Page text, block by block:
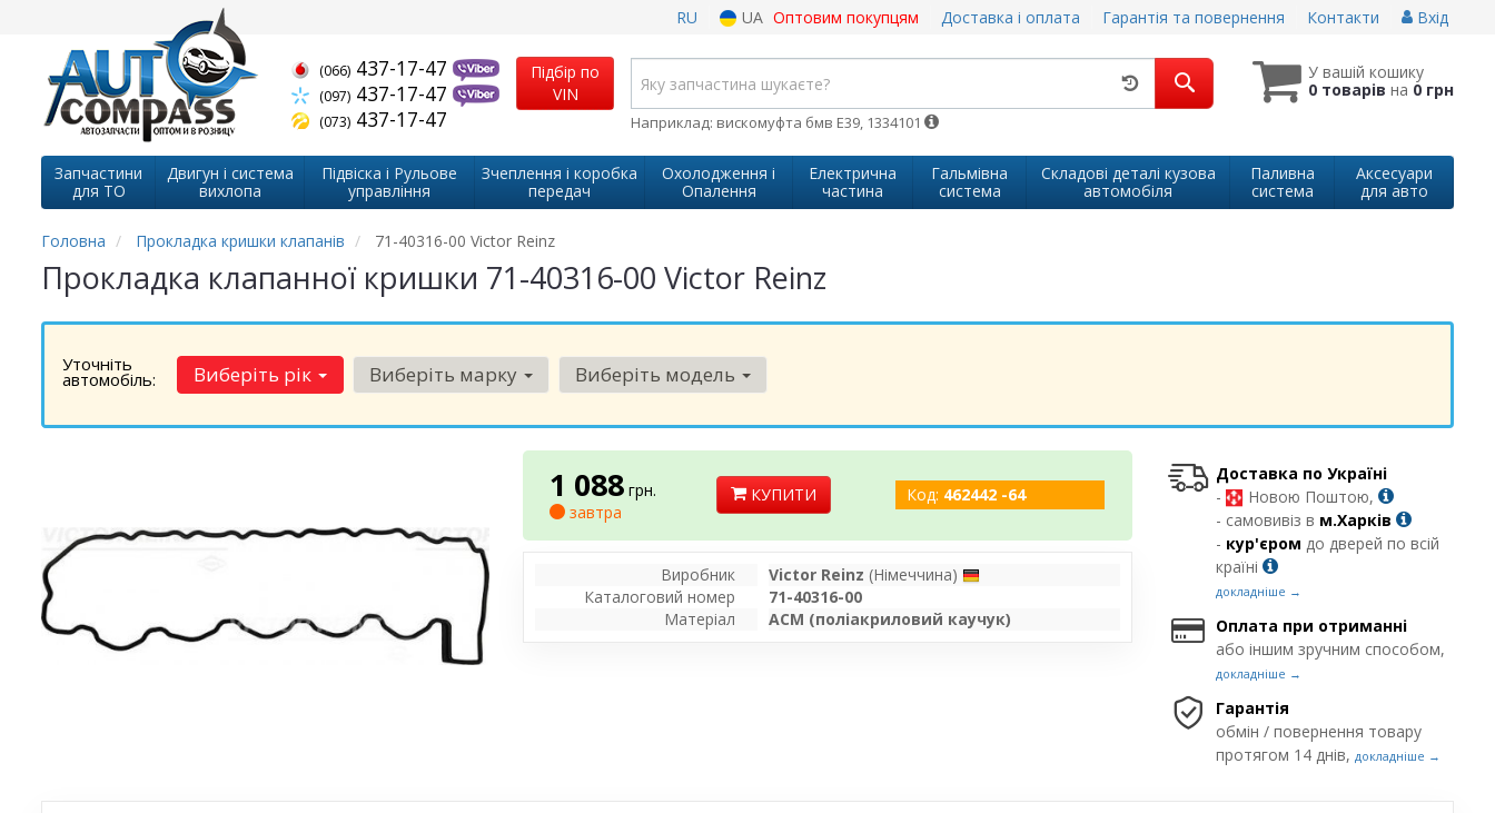
RU UA Оптовим покупцям Доставка і оплата Гарантія та повернення Контакти Вхід
(066) 437-17-47
(097) 437-17-47
(073) 437-17-47
Підбір по
VIN
У вашій кошику
0 товарів на 0 грн
Наприклад: вискомуфта бмв Е39, 1334101
Запчастини
для ТО
Двигун і система
вихлопа
Підвіска і Рульове
управління
Зчеплення і коробка
передач
Охолодження і
Опалення
Електрична
частина
Гальмівна
система
Складові деталі кузова
автомобіля
Паливна
система
Аксесуари
для авто
Головна Прокладка кришки клапанів 71-40316-00 Victor Reinz
Прокладка клапанної кришки 71-40316-00 Victor Reinz
Уточніть
автомобіль: Виберіть рік Виберіть марку Виберіть модель
1 088 грн.
завтра
КУПИТИ Код: 462442 -64
Виробник Victor Reinz (Німеччина)
Каталоговий номер
71-40316-00
Матеріал
АСМ (поліакриловий каучук)
Доставка по Україні
-
Новою Поштою,
- самовивіз в м.Харків
- кур'єром до дверей по всій
країні
докладніше →
Оплата при отриманні
або іншим зручним способом,
докладніше →
Гарантія
обмін / повернення товару
протягом 14 днів,докладніше →